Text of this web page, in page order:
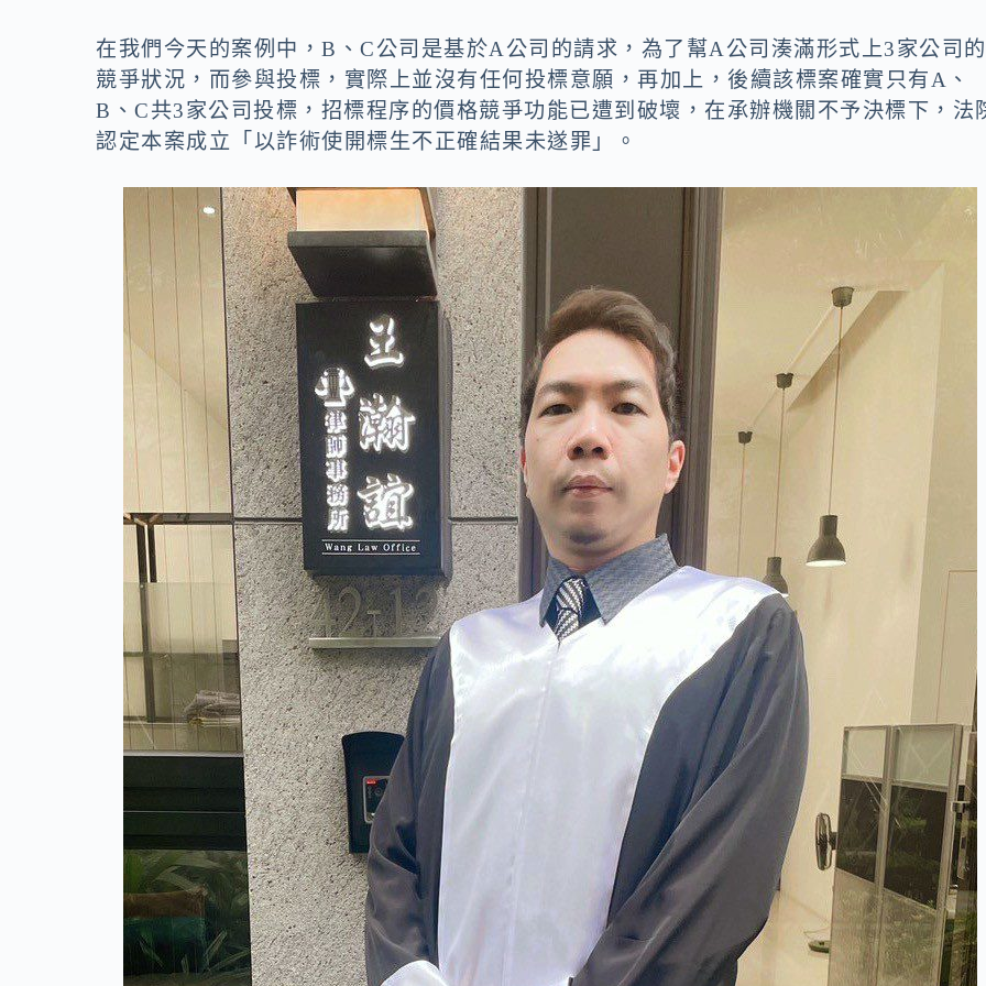
在我們今天的案例中，B、C公司是基於A公司的請求，為了幫A公司湊滿形式上3家公司的
競爭狀況，而參與投標，實際上並沒有任何投標意願，再加上，後續該標案確實只有A、
B、C共3家公司投標，招標程序的價格競爭功能已遭到破壞，在承辦機關不予決標下，法
認定本案成立「以詐術使開標生不正確結果未遂罪」。